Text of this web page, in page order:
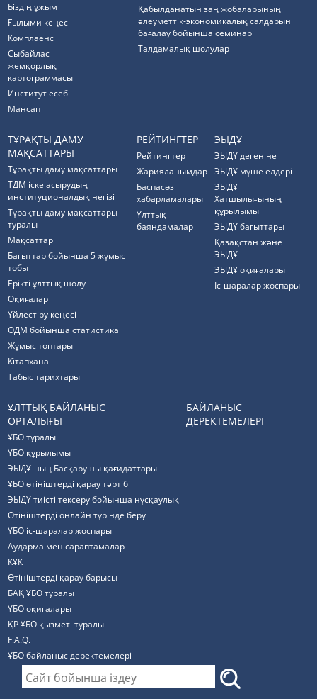
Біздің ұжым
Ғылыми кеңес
Комплаенс
Cыбайлас
жемқорлық
картограммасы
Институт есебі
Мансап
Қабылданатын заң жобаларының
әлеуметтік-экономикалық салдарын
бағалау бойынша семинар
Талдамалық шолулар
ТҰРАҚТЫ ДАМУ
МАҚСАТТАРЫ
Тұрақты даму мақсаттары
ТДМ іске асырудың
институционалдық негізі
Тұрақты даму мақсаттары
туралы
Мақсаттар
Бағыттар бойынша 5 жұмыс
тобы
Ерікті ұлттық шолу
Оқиғалар
Үйлестіру кеңесі
ОДМ бойынша статистика
Жұмыс топтары
Кітапхана
Табыс тарихтары
РЕЙТИНГТЕР
Рейтингтер
Жарияланымдар
Баспасөз
хабарламалары
Ұлттық
баяндамалар
ЭЫДҰ
ЭЫДҰ деген не
ЭЫДҰ мүше елдері
ЭЫДҰ
Хатшылығының
құрылымы
ЭЫДҰ бағыттары
Қазақстан және
ЭЫДҰ
ЭЫДҰ оқиғалары
Іс-шаралар жоспары
ҰЛТТЫҚ БАЙЛАНЫС
ОРТАЛЫҒЫ
ҰБО туралы
ҰБО құрылымы
ЭЫДҰ-ның Басқарушы қағидаттары
ҰБО өтініштерді қарау тәртібі
ЭЫДҰ тиісті тексеру бойынша нұсқаулық
Өтініштерді онлайн түрінде беру
ҰБО іс-шаралар жоспары
Аударма мен сараптамалар
КҰК
Өтініштерді қарау барысы
БАҚ ҰБО туралы
ҰБО оқиғалары
ҚР ҰБО қызметі туралы
F.A.Q.
ҰБО байланыс деректемелерi
БАЙЛАНЫС
ДЕРЕКТЕМЕЛЕРІ